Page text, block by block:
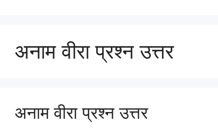
अनाम वीरा प्रश्न उत्तर
अनाम वीरा प्रश्न उत्तर